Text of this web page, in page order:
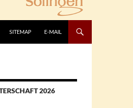
SITEMAP E-MAIL
2026